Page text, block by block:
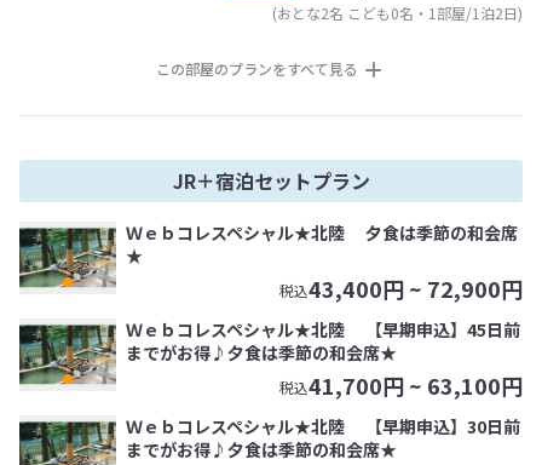
(おとな2名 こども0名・1部屋/1泊2日)
この部屋のプランをすべて見る
JR＋宿泊セットプラン
Ｗｅｂコレスペシャル★北陸 夕食は季節の和会席
★
税込43,400円 ~ 72,900円
Ｗｅｂコレスペシャル★北陸 【早期申込】45日前
までがお得♪夕食は季節の和会席★
税込41,700円 ~ 63,100円
Ｗｅｂコレスペシャル★北陸 【早期申込】30日前
までがお得♪夕食は季節の和会席★